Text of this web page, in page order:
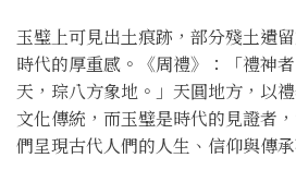
玉璧上可見出土痕跡，部分殘土遺
時代的厚重感。《周禮》：「禮神
天，琮八方象地。」天圓地方，以
文化傳統，而玉璧是時代的見證者
們呈現古代人們的人生、信仰與傳